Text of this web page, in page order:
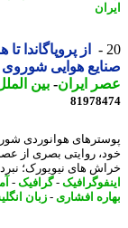
از پروپاگاندا تا
هوایی شوروی
ایران- بین الملل-8 روز پیش - چهارشنبه 7 مرداد 1405، 08:35
هوانوردی شوروی
های نیویورک؛ نبرد
-گرافیک -
افشاری- زبان انگلیسی